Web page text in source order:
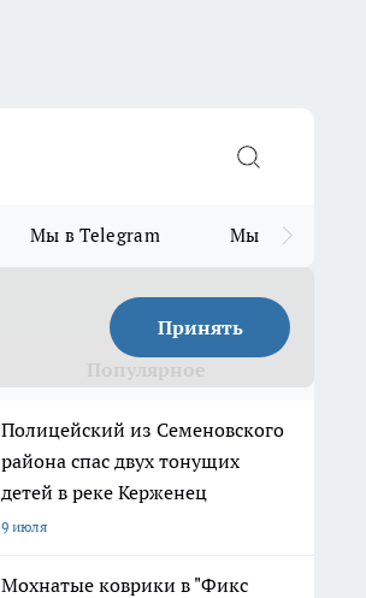
Мы в Telegram Мы в MAX
Принять
Полицейский из Семеновского
района спас двух тонущих
детей в реке Керженец
9 июля
Мохнатые коврики в "Фикс